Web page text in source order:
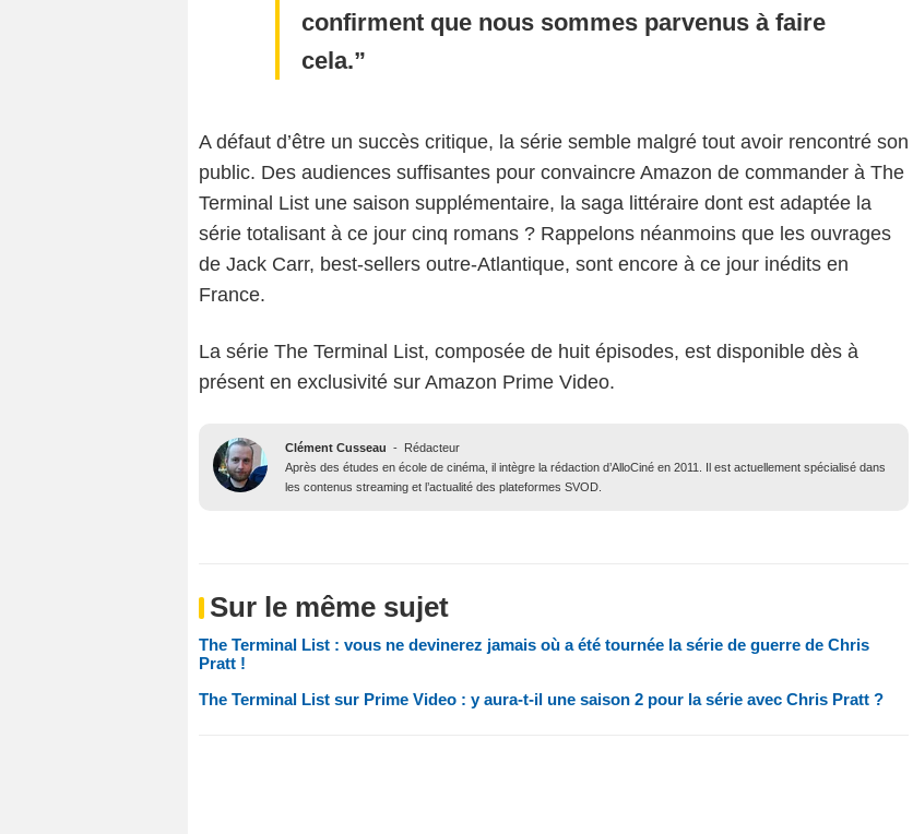
confirment que nous sommes parvenus à faire
cela.
A défaut d’être un succès critique, la série semble malgré tout avoir rencontré son
public. Des audiences suffisantes pour convaincre Amazon de commander à The
Terminal List une saison supplémentaire, la saga littéraire dont est adaptée la
série totalisant à ce jour cinq romans ? Rappelons néanmoins que les ouvrages
de Jack Carr, best-sellers outre-Atlantique, sont encore à ce jour inédits en
France.
La série The Terminal List, composée de huit épisodes, est disponible dès à
présent en exclusivité sur Amazon Prime Video.
Clément Cusseau - Rédacteur
Après des études en école de cinéma, il intègre la rédaction d’AlloCiné en 2011. Il est actuellement spécialisé dans
les contenus streaming et l’actualité des plateformes SVOD.
Sur le même sujet
The Terminal List : vous ne devinerez jamais où a été tournée la série de guerre de Chris
Pratt !
The Terminal List sur Prime Video : y aura-t-il une saison 2 pour la série avec Chris Pratt ?